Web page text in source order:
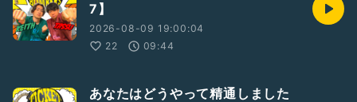
7】
2026-08-09 19:00:04
22
09:44
あなたはどうやって精通しました